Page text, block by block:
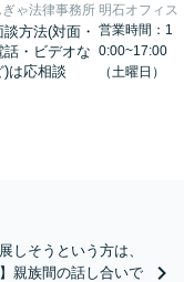
ゃ法律事務所 明石オフィス
談方法(対面・
話・ビデオな
)は応相談
営業時間：1
0:00~17:00
（土曜日）
しそうという方は、
親族間の話し合いで